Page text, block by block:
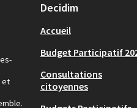
et
Decidim
Accueil
Budget Participatif
Consultations
citoyennes